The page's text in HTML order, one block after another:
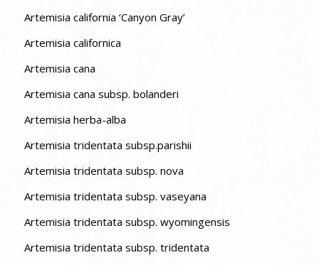
Artemisia california ‘Canyon Gray’
Artemisia californica
Artemisia cana
Artemisia cana subsp. bolanderi
Artemisia herba-alba
Artemisia tridentata subsp.parishii
Artemisia tridentata subsp. nova
Artemisia tridentata subsp. vaseyana
Artemisia tridentata subsp. wyomingensis
Artemisia tridentata subsp. tridentata